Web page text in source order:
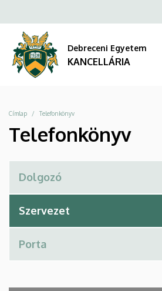
KANCELLÁRIA
a
tartalomra
Debreceni Egyetem
KANCELLÁRIA
Morzsa
Címlap Telefonkönyv
Telefonkönyv